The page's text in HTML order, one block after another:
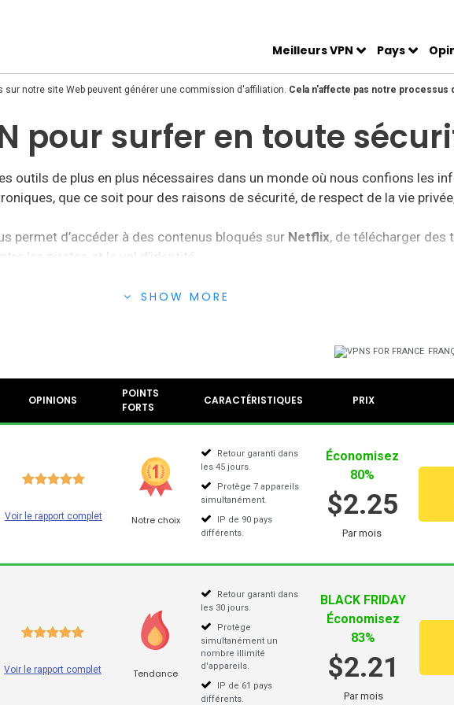
Meilleurs VPN Pays
notre site Web peuvent générer une commission d'affiliation. Cela n'affecte pas notre processus
pour surfer en toute
outils de plus en plus nécessaires dans un monde où nous confions les
que ce soit pour des raisons de sécurité, de respect de la vie
permet d’accéder à des contenus bloqués sur Netflix, de télécharger des
les pirates et le vol d’identité.
que vous pourrez engager en 2020, nous avons réalisé des tests avec les
sur les performances de chacun des meilleurs VPN sur les
les téléviseurs intelligents.
SHOW MORE
OPINIONS
POINTS
FORTS
CARACTÉRISTIQUES PRIX
Voir le rapport complet Notre choix
Retour garanti dans
les 45 jours.
Protège 7 appareils
simultanément.
IP de 90 pays
différents.
Économisez
80%
$2.25
Par mois
Voir le rapport complet Tendance
Retour garanti dans
les 30 jours.
Protège
simultanément un
nombre illimité
d'appareils.
IP de 61 pays
différents.
BLACK FRIDAY
Économisez
83%
$2.21
Par mois